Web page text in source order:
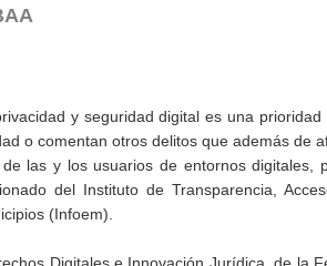
y seguridad digital es una
o comentan otros delitos que además de
las y los usuarios de entornos digitales,
del Instituto de Transparencia,
(Infoem).